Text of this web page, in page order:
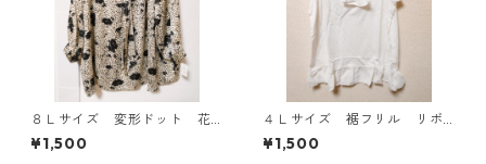
８Ｌサイズ 変形ドット 花
柄 ボウタイブラウス オフ
ホワイト KAE-4767
¥1,500
４Ｌサイズ 裾フリル リボ
ン付きタンクトップ オフホ
ワイト KAE-4780
¥1,500